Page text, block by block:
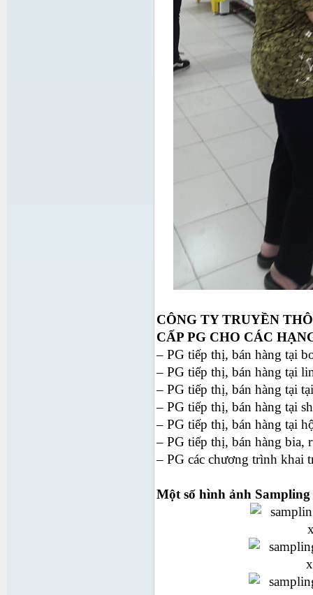
CÔNG TY TRUYỀN
CẤP PG CHO CÁC
– PG tiếp thị, bán hàng tại
– PG tiếp thị, bán hàng tại
– PG tiếp thị, bán hàng tại
– PG tiếp thị, bán hàng tại
– PG tiếp thị, bán hàng tại
– PG tiếp thị, bán hàng bia,
– PG các chương trình khai
Một số hình ảnh